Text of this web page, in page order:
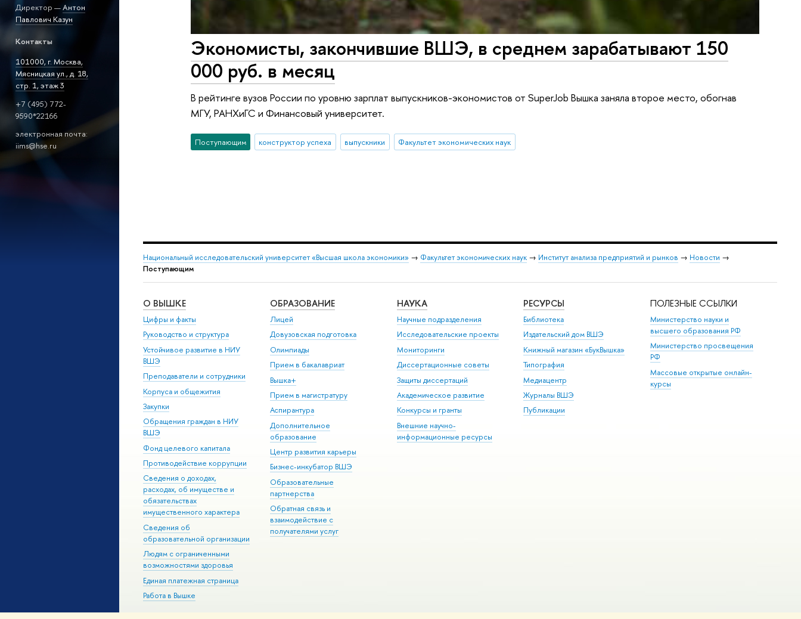
Директор —Антон
Павлович Казун
Контакты
101000, г. Москва,
Мясницкая ул., д. 18,
стр. 1, этаж 3
+7 (495) 772-
9590*22166
электронная почта:
iims@hse.ru
Экономисты, закончившие ВШЭ, в среднем зарабатывают 150
000 руб. в месяц
В рейтинге вузов России по уровню зарплат выпускников-экономистов от SuperJob Вышка заняла второе место, обогнав
МГУ, РАНХиГС и Финансовый университет.
Поступающим конструктор успеха выпускники Факультет экономических наук
Национальный исследовательский университет «Высшая школа экономики» → Факультет экономических наук → Институт анализа предприятий и рынков → Новости →
Поступающим
О ВЫШКЕ
Цифры и факты
Руководство и структура
Устойчивое развитие в НИУ
ВШЭ
Преподаватели и сотрудники
Корпуса и общежития
Закупки
Обращения граждан в НИУ
ВШЭ
Фонд целевого капитала
Противодействие коррупции
Сведения о доходах,
расходах, об имуществе и
обязательствах
имущественного характера
Сведения об
образовательной организации
Людям с ограниченными
возможностями здоровья
Единая платежная страница
Работа в Вышке
ОБРАЗОВАНИЕ
Лицей
Довузовская подготовка
Олимпиады
Прием в бакалавриат
Вышка+
Прием в магистратуру
Аспирантура
Дополнительное
образование
Центр развития карьеры
Бизнес-инкубатор ВШЭ
Образовательные
партнерства
Обратная связь и
взаимодействие с
получателями услуг
НАУКА
Научные подразделения
Исследовательские проекты
Мониторинги
Диссертационные советы
Защиты диссертаций
Академическое развитие
Конкурсы и гранты
Внешние научно-
информационные ресурсы
РЕСУРСЫ
Библиотека
Издательский дом ВШЭ
Книжный магазин «БукВышка»
Типография
Медиацентр
Журналы ВШЭ
Публикации
ПОЛЕЗНЫЕ ССЫЛКИ
Министерство науки и
высшего образования РФ
Министерство просвещения
РФ
Массовые открытые онлайн-
курсы